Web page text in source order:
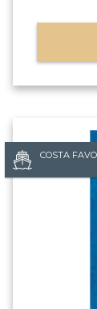
COSTA